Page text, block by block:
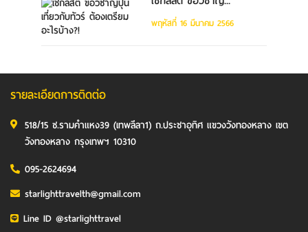
พฤหัสที่ 16 มีนาคม 2566
รายละเอียดการติดต่อ
518/15 ซ.รามคำแหง39 (เทพลีลา1) ถ.ประชาอุทิศ แขวงวังทองหลาง เขต
วังทองหลาง กรุงเทพฯ 10310
095-2624694
starlighttravelth@gmail.com
Line ID @starlighttravel